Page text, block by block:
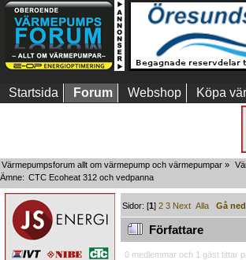
Startsida Forum Webshop Köpa
Värmepumpsforum allt om värmepump och värmepumpar »
Ämne: CTC Ecoheat 312 och vedpanna
Sidor: [1]2 3 Next Alla Gå ned
Författare
0 medlemmar och 1 gäst tittar